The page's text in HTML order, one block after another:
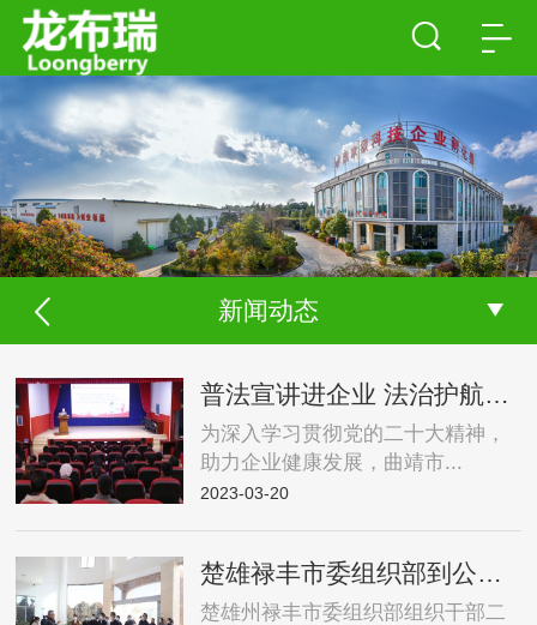
新闻动态
普法宣讲进企业 法治护航促发展
为深入学习贯彻党的二十大精神，
助力企业健康发展，曲靖市...
2023-03-20
楚雄州禄丰市委组织部组织干部二